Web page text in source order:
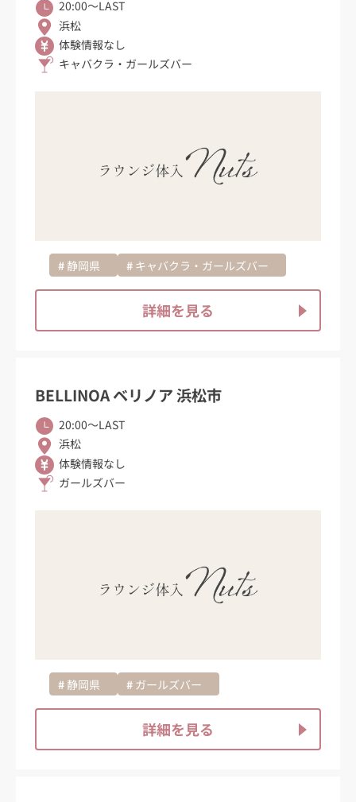
20:00〜LAST
浜松
体験情報なし
キャバクラ・ガールズバー
静岡県 キャバクラ・ガールズバー
詳細を見る
BELLINOA ベリノア 浜松市
20:00〜LAST
浜松
体験情報なし
ガールズバー
静岡県 ガールズバー
詳細を見る